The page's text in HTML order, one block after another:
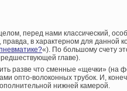
перед нами классический,
в характерном для данной
«). По большому счету
главе).
разве что сменные «щечки» (на
опто-волоконных трубок. И,
нижней камерой.